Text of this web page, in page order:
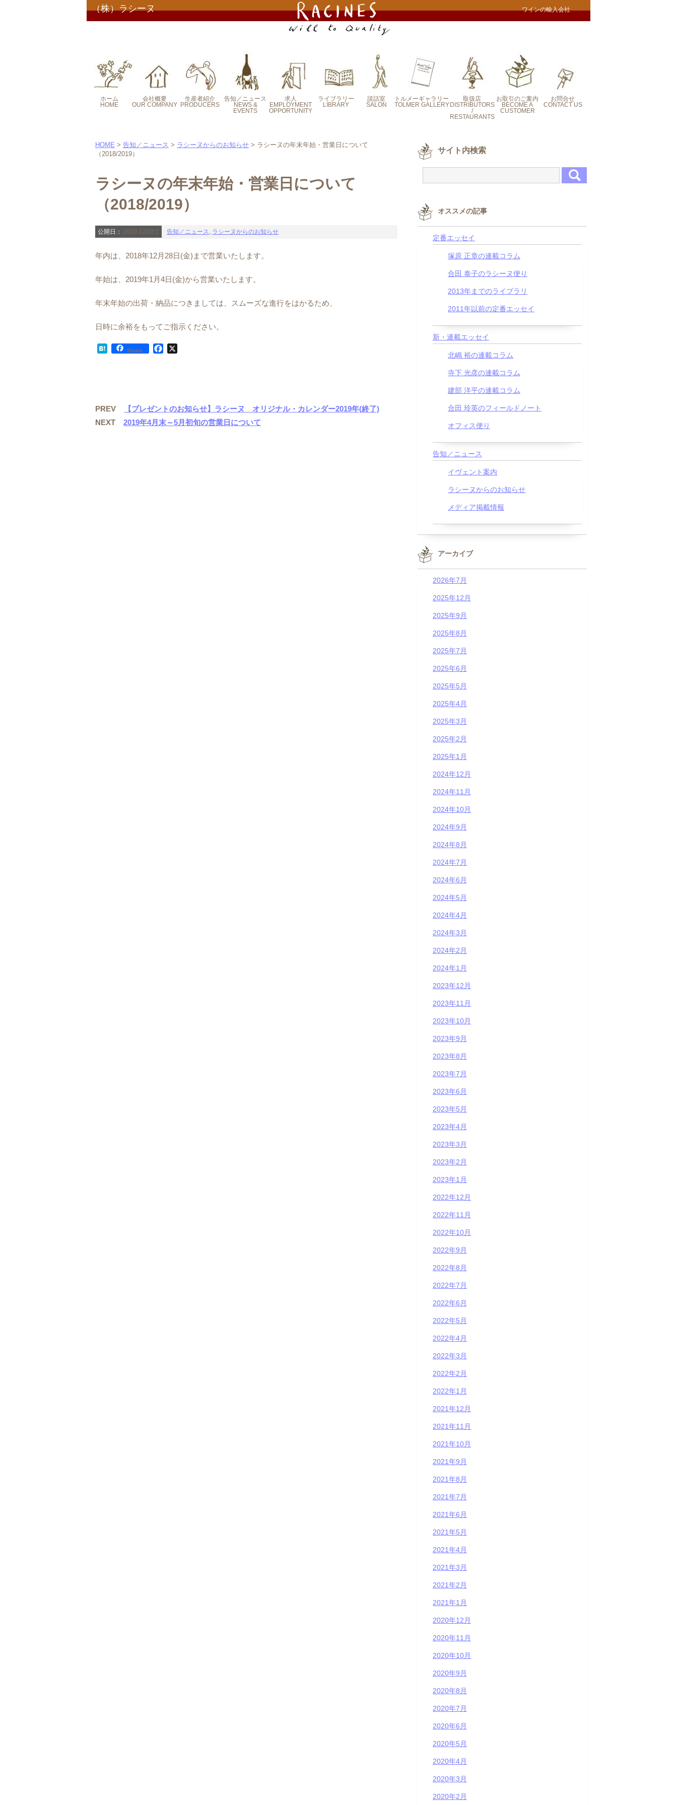
（株）ラシーヌ ワインの輸入会社
ホーム
HOME
会社概要
OUR COMPANY
生産者紹介
PRODUCERS
告知／ニュース
NEWS &
EVENTS
求人
EMPLOYMENT
OPPORTUNITY
ライブラリー
LIBRARY
談話室
SALON
トルメーギャラリー
TOLMER GALLERY
取扱店
DISTRIBUTORS
/
RESTAURANTS
お取引のご案内
BECOME A
CUSTOMER
お問合せ
CONTACT US
HOME > 告知／ニュース > ラシーヌからのお知らせ > ラシーヌの年末年始・営業日について
（2018/2019）
ラシーヌの年末年始・営業日について
（2018/2019）
公開日： 2018.12/28 : 告知／ニュース, ラシーヌからのお知らせ
年内は、2018年12月28日(金)まで営業いたします。
年始は、2019年1月4日(金)から営業いたします。
年末年始の出荷・納品につきましては、スムーズな進行をはかるため、
日時に余裕をもってご指示ください。
Share
o
k
PREV
【プレゼントのお知らせ】ラシーヌ オリジナル・カレンダー2019年(終了)
NEXT 2019年4月末～5月初旬の営業日について
サイト内検索
オススメの記事
定番エッセイ
塚原 正章の連載コラム
合田 泰子のラシーヌ便り
2013年までのライブラリ
2011年以前の定番エッセイ
新・連載エッセイ
北嶋 裕の連載コラム
寺下 光彦の連載コラム
建部 洋平の連載コラム
合田 玲英のフィールドノート
オフィス便り
告知／ニュース
イヴェント案内
ラシーヌからのお知らせ
メディア掲載情報
アーカイブ
2026年7月
2025年12月
2025年9月
2025年8月
2025年7月
2025年6月
2025年5月
2025年4月
2025年3月
2025年2月
2025年1月
2024年12月
2024年11月
2024年10月
2024年9月
2024年8月
2024年7月
2024年6月
2024年5月
2024年4月
2024年3月
2024年2月
2024年1月
2023年12月
2023年11月
2023年10月
2023年9月
2023年8月
2023年7月
2023年6月
2023年5月
2023年4月
2023年3月
2023年2月
2023年1月
2022年12月
2022年11月
2022年10月
2022年9月
2022年8月
2022年7月
2022年6月
2022年5月
2022年4月
2022年3月
2022年2月
2022年1月
2021年12月
2021年11月
2021年10月
2021年9月
2021年8月
2021年7月
2021年6月
2021年5月
2021年4月
2021年3月
2021年2月
2021年1月
2020年12月
2020年11月
2020年10月
2020年9月
2020年8月
2020年7月
2020年6月
2020年5月
2020年4月
2020年3月
2020年2月